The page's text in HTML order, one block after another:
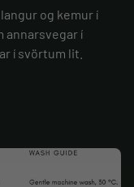
og kemur í
annarsvegar í
í svörtum lit.